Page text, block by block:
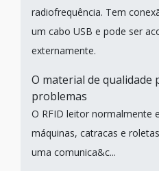
radiofrequência. Tem
um cabo USB e pode ser
externamente.
O material de qualidade
problemas
O RFID leitor normalmente
máquinas, catracas e
uma comunica&c...